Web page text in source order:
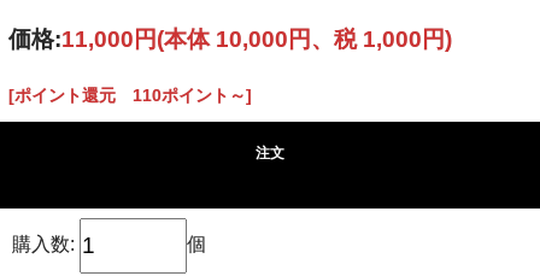
価格:11,000円(本体 10,000円、税 1,000円)
[ポイント還元 110ポイント～]
注文
購入数: 個